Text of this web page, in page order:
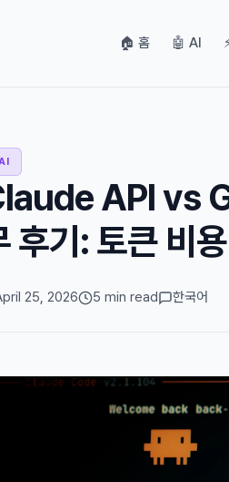
🏠 홈 🤖 AI
API vs
후기: 토큰 비
25, 2026 5 min read 한국어